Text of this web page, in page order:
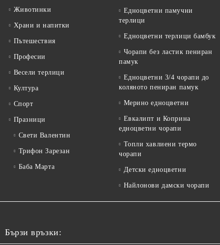
Животинки
Храни и напитки
Пътешествия
Професии
Весели терлици
Култура
Спорт
Празници
Свети Валентин
Трифон Зарезан
Баба Марта
Едноцветни памучни
терлици
Едноцветни терлици бамбук
Чорапи без ластик пениран
памук
Едноцветни 3/4 чорапи до
коляното пениран памук
Мерино едноцветни
Евкалипт и Коприна
едноцветни чорапи
Топли хавлиени термо
чорапи
Детски едноцветни
Найлонови дамски чорапи
Бързи връзки: